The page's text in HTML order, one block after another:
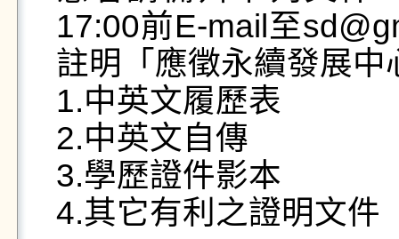
17:00前E-mail至
註明「應徵永續發展中
1.中英文履歷表
2.中英文自傳
3.學歷證件影本
4.其它有利之證明文件